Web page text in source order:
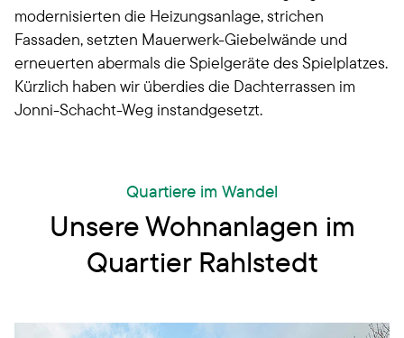
modernisierten die Heizungsanlage, strichen
Fassaden, setzten Mauerwerk-Giebelwände und
erneuerten abermals die Spielgeräte des Spielplatzes.
Kürzlich haben wir überdies die Dachterrassen im
Jonni-Schacht-Weg instandgesetzt.
Quartiere im Wandel
Unsere Wohnanlagen im
Quartier Rahlstedt